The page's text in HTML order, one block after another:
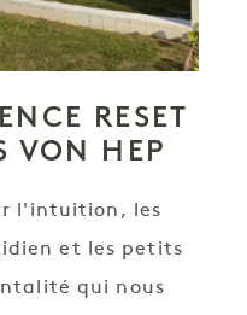
RESET
VON HEP
l'intuition, les
et les petits
qui nous